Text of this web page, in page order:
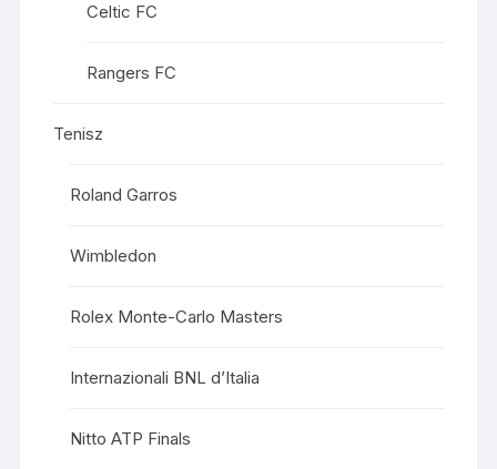
Celtic FC
Rangers FC
Tenisz
Roland Garros
Wimbledon
Rolex Monte-Carlo Masters
Internazionali BNL d’Italia
Nitto ATP Finals